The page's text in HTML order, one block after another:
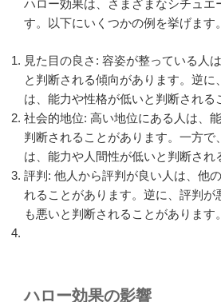
ハロー効果は、さまざまなシチュエ
す。以下にいくつかの例を挙げます。
見た目の良さ: 容姿が整っている人
と判断される傾向があります。逆に
は、能力や性格が低いと判断される
社会的地位: 高い地位にある人は、
判断されることがあります。一方で
は、能力や人間性が低いと判断され
評判: 他人から評判が良い人は、他
れることがあります。逆に、評判が
も悪いと判断されることがあります。
ハロー効果の影響